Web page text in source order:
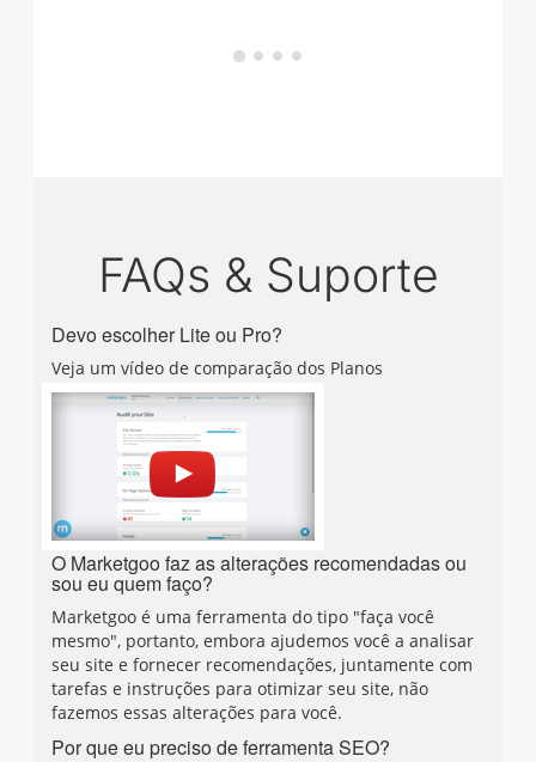
FAQs & Suporte
Devo escolher Lite ou Pro?
Veja um vídeo de comparação dos Planos
O Marketgoo faz as alterações recomendadas ou
sou eu quem faço?
Marketgoo é uma ferramenta do tipo "faça você
mesmo", portanto, embora ajudemos você a analisar
seu site e fornecer recomendações, juntamente com
tarefas e instruções para otimizar seu site, não
fazemos essas alterações para você.
Por que eu preciso de ferramenta SEO?